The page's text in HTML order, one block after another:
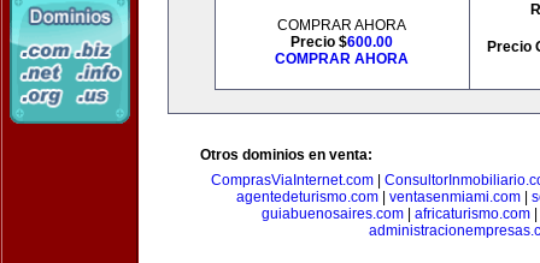
COMPRAR AHORA
Precio $600.00
COMPRAR AHORA
Precio
Otros dominios en venta:
ComprasViaInternet.com
agentedeturismo.com| ventasenmiami.com|
guiabuenosaires.com
africaturismo.com